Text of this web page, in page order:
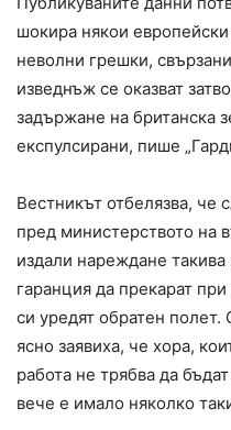
шокира някои
неволни грешки,
изведнъж се оказват
задържане на британска
експулсирани, пише
Вестникът отбелязва, че
пред министерството на
издали нареждане
гаранция да прекарат
си уредят обратен
ясно заявиха, че хора,
работа не трябва да
вече е имало няколко